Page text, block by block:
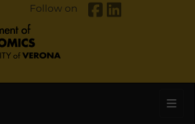
Follow on